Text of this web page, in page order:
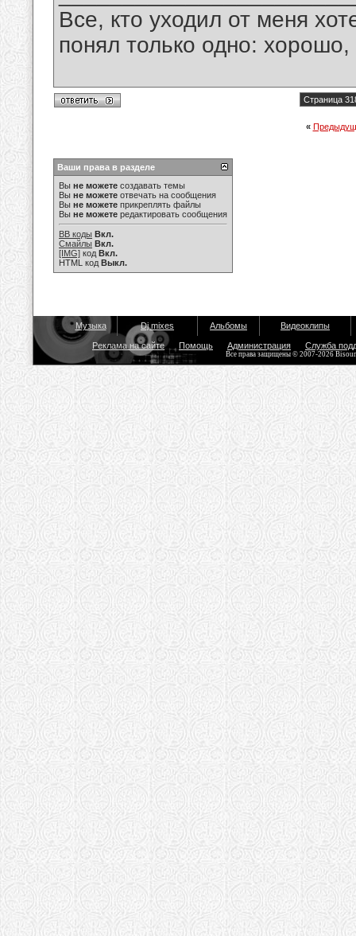
Все, кто уходил от меня
понял только одно:
Страница
«
Ваши права в разделе
Вы не можете создавать темы
Вы не можете отвечать на сообщения
Вы не можете прикреплять файлы
Вы не можете редактировать сообщения
BB коды Вкл.
Смайлы Вкл.
[IMG] код Вкл.
HTML код Выкл.
Музыка Dj mixes Альбомы Видеоклипы
Реклама на сайте Помощь Администрация Служба
Все права защищены © 2007-2026